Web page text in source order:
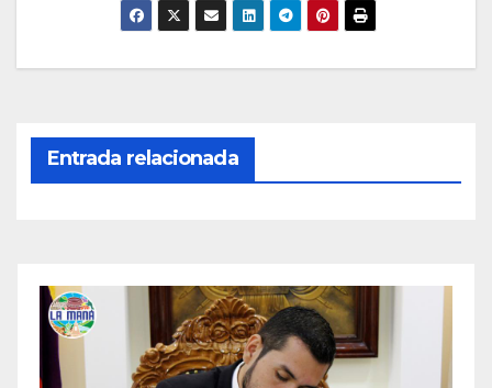
Entrada relacionada